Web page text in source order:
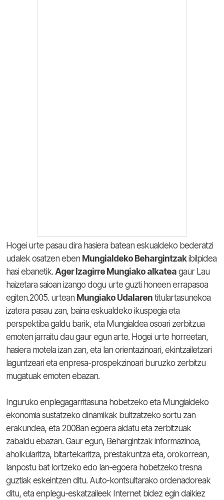
Hogei urte pasau dira hasiera batean eskualdeko bederatzi
udalek osatzen eben Mungialdeko Behargintzakibilpidea
hasi ebanetik. Ager Izagirre Mungiako alkatea gaur Lau
haizetara saioan izango dogu urte guzti honeen errapasoa
egiten.2005. urtean Mungiako Udalaren titulartasunekoa
izatera pasau zan, baina eskualdeko ikuspegia eta
perspektiba galdu barik, eta Mungialdea osoari zerbitzua
emoten jarraitu dau gaur egun arte. Hogei urte horreetan,
hasiera motela izan zan, eta lan orientazinoari, ekintzailetzari
laguntzeari eta enpresa-prospekzinoari buruzko zerbitzu
mugatuak emoten ebazan.
Inguruko enplegagarritasuna hobetzeko eta Mungialdeko
ekonomia sustatzeko dinamikak bultzatzeko sortu zan
erakundea, eta 2008an egoera aldatu eta zerbitzuak
zabaldu ebazan. Gaur egun, Behargintzak informazinoa,
aholkularitza, bitartekaritza, prestakuntza eta, orokorrean,
lanpostu bat lortzeko edo lan-egoera hobetzeko tresna
guztiak eskeintzen ditu. Auto-kontsultarako ordenadoreak
ditu, eta enplegu-eskatzaileek Internet bidez egin daikiez